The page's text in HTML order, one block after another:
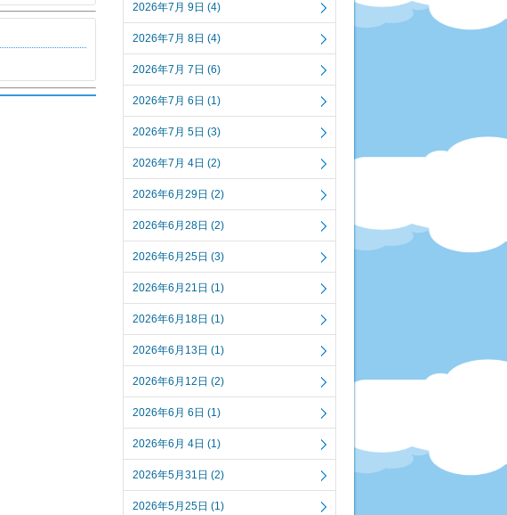
2026年7月 9日 (4)
2026年7月 8日 (4)
2026年7月 7日 (6)
2026年7月 6日 (1)
2026年7月 5日 (3)
2026年7月 4日 (2)
2026年6月29日 (2)
2026年6月28日 (2)
2026年6月25日 (3)
2026年6月21日 (1)
2026年6月18日 (1)
2026年6月13日 (1)
2026年6月12日 (2)
2026年6月 6日 (1)
2026年6月 4日 (1)
2026年5月31日 (2)
2026年5月25日 (1)